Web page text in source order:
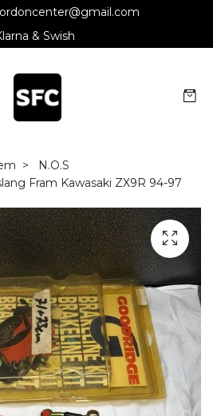
& Swish
N.O.S
Fram Kawasaki ZX9R 94-97